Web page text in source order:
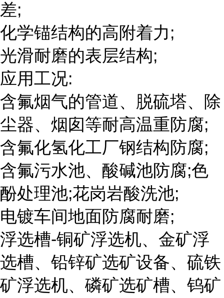
差;
化学锚结构的高附着力;
光滑耐磨的表层结构;
应用工况:
含氟烟气的管道、脱硫塔、除
尘器、烟囱等耐高温重防腐;
含氟化氢化工厂钢结构防腐;
含氟污水池、酸碱池防腐;色
酚处理池;花岗岩酸洗池;
电镀车间地面防腐耐磨;
浮选槽-铜矿浮选机、金矿浮
选槽、铅锌矿选矿设备、硫铁
矿浮选机、磷矿选矿槽、钨矿